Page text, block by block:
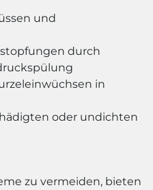
und
durch
in
oder undichten
zu vermeiden, bieten